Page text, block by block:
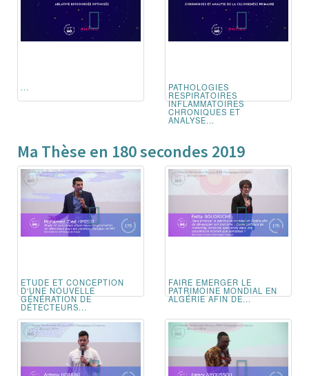
... PATHOLOGIES
RESPIRATOIRES
INFLAMMATOIRES
CHRONIQUES ET
ANALYSE...
Ma Thèse en 180 secondes 2019
ETUDE ET CONCEPTION
D'UNE NOUVELLE
GÉNÉRATION DE
DÉTECTEURS...
FAIRE EMERGER LE
PATRIMOINE MONDIAL EN
ALGÉRIE AFIN DE...